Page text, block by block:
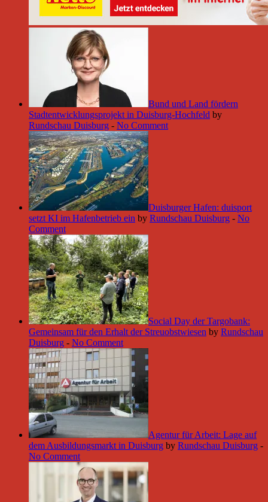
Bund und Land fördern
Stadtentwicklungsprojekt in Duisburg-Hochfeld by
Rundschau Duisburg - No Comment
Duisburger Hafen: duisport
setzt KI im Hafenbetrieb ein by Rundschau Duisburg - No
Comment
Social Day der Targobank:
Gemeinsam für den Erhalt der Streuobstwiesen by Rundschau
Duisburg - No Comment
Agentur für Arbeit: Lage auf
dem Ausbildungsmarkt in Duisburg by Rundschau Duisburg -
No Comment